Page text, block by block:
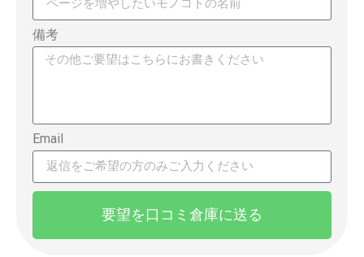
備考
Email
要望を口コミ倉庫に送る